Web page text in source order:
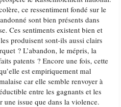
ce ressentiment fondé sur le
sont bien présents dans
Ces sentiments existent bien et
produisent sont-ils aussi clairs
? L’abandon, le mépris, la
patents ? Encore une fois, cette
est empiriquement mal
car elle semble renvoyer à
entre les gagnants et les
issue que dans la violence.